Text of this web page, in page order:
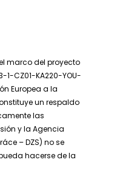
marco del proyecto
1-CZ01-KA220-YOU-
Europea a la
un respaldo
las
y la Agencia
– DZS) no se
hacerse de la